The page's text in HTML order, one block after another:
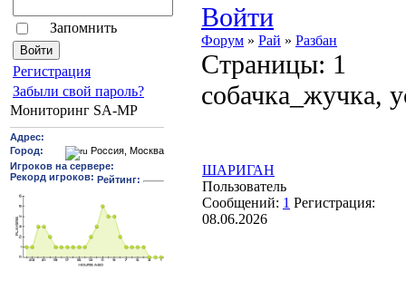
Запомнить
Pегиcтрaция
Забыли свой пароль?
Мониторинг SA-MP
Войти
Форум » Рай » Разбан
Страницы: 1
собачка_жучка,
ШАРИГАН
Пользователь
Сообщений: 1 Регистрация:
08.06.2026